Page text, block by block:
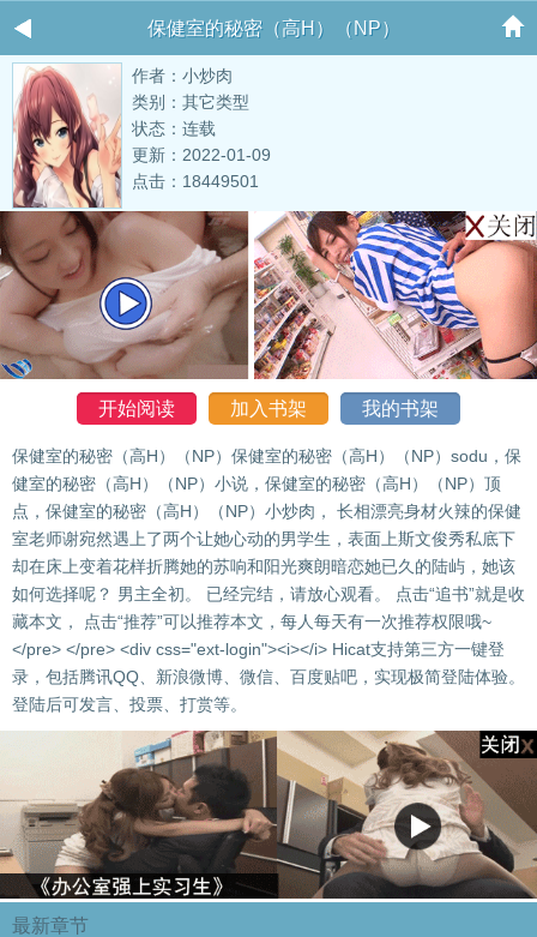
保健室的秘密（高H）（NP）
作者：小炒肉
类别：其它类型
状态：连载
更新：2022-01-09
点击：18449501
开始阅读 加入书架 我的书架
保健室的秘密（高H）（NP）保健室的秘密（高H）（NP）sodu，保
健室的秘密（高H）（NP）小说，保健室的秘密（高H）（NP）顶
点，保健室的秘密（高H）（NP）小炒肉， 长相漂亮身材火辣的保健
室老师谢宛然遇上了两个让她心动的男学生，表面上斯文俊秀私底下
却在床上变着花样折腾她的苏响和阳光爽朗暗恋她已久的陆屿，她该
如何选择呢？ 男主全初。 已经完结，请放心观看。 点击“追书”就是收
藏本文， 点击“推荐”可以推荐本文，每人每天有一次推荐权限哦~
</pre> </pre> <div css="ext-login"><i></i> Hicat支持第三方一键登
录，包括腾讯QQ、新浪微博、微信、百度贴吧，实现极简登陆体验。
登陆后可发言、投票、打赏等。
最新章节